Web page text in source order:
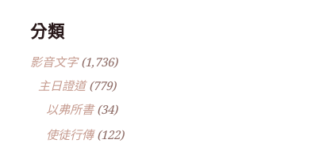
分類
影音文字(1,736)
主日證道(779)
以弗所書(34)
使徒行傳(122)